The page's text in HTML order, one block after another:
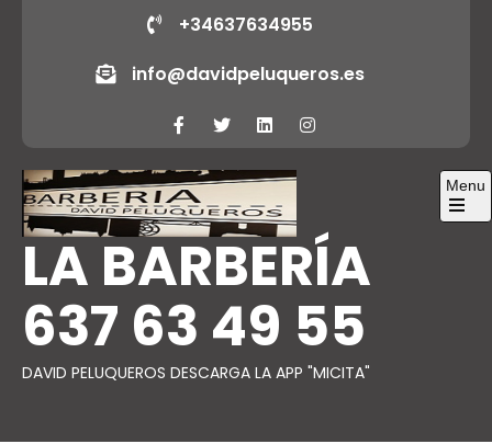
+34637634955
info@davidpeluqueros.es
LA BARBERÍA
637 63 49 55
DAVID PELUQUEROS DESCARGA LA APP "MICITA"
Menu
Open